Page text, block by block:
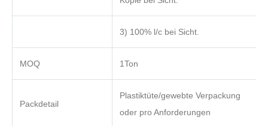
3) 100% l/c bei Sicht.
MOQ 1Ton
Packdetail
Plastiktüte/gewebte Verpackung
oder pro Anforderungen